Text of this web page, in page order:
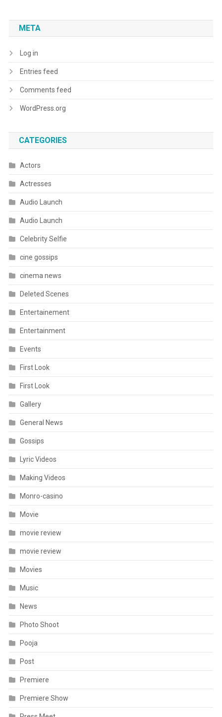
META
Log in
Entries feed
Comments feed
WordPress.org
CATEGORIES
Actors
Actresses
Audio Launch
Audio Launch
Celebrity Selfie
cine gossips
cinema news
Deleted Scenes
Entertainement
Entertainment
Events
First Look
First Look
Gallery
General News
Gossips
Lyric Videos
Making Videos
Monro-casino
Movie
movie review
movie review
Movies
Music
News
Photo Shoot
Pooja
Post
Premiere
Premiere Show